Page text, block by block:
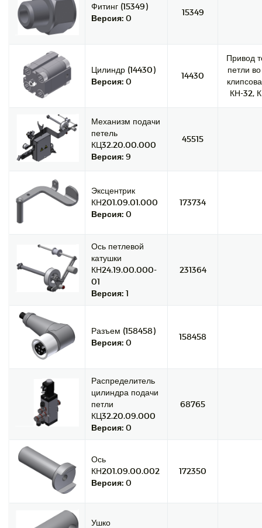
Фитинг (15349)
Версия: 0
15349
Цилиндр (14430)
Версия: 0
14430
Привод
петли
КН-32,
Механизм подачи
петель
КЦ32.20.00.000
Версия: 9
45515
Эксцентрик
КН201.09.01.000
Версия: 0
173734
Ось петлевой
катушки
КН24.19.00.000-
01
Версия: 1
231364
Разъем (158458)
Версия: 0
158458
Распределитель
цилиндра подачи
петли
КЦ32.20.09.000
Версия: 0
68765
Ось
КН201.09.00.002
Версия: 0
172350
Ушко